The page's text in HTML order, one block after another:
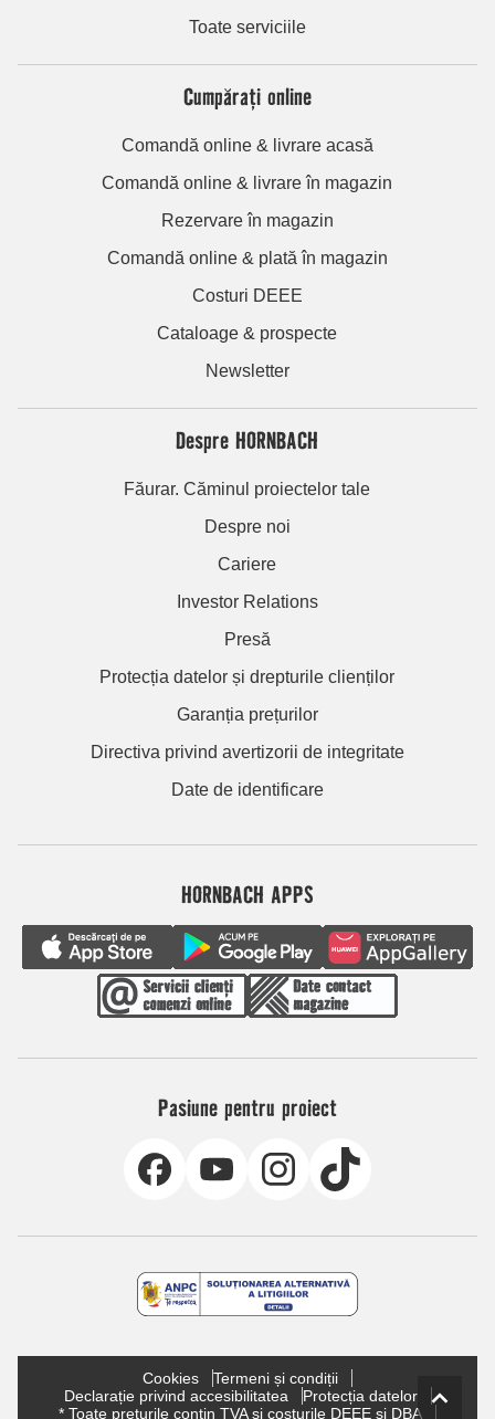
Toate serviciile
Cumpărați online
Comandă online & livrare acasă
Comandă online & livrare în magazin
Rezervare în magazin
Comandă online & plată în magazin
Costuri DEEE
Cataloage & prospecte
Newsletter
Despre HORNBACH
Făurar. Căminul proiectelor tale
Despre noi
Cariere
Investor Relations
Presă
Protecția datelor și drepturile clienților
Garanția prețurilor
Directiva privind avertizorii de integritate
Date de identificare
HORNBACH APPS
Pasiune pentru proiect
Cookies
Termeni și condiții
Declarație privind accesibilitatea
Protecția datelor
* Toate prețurile conțin TVA și costurile DEEE și DBA